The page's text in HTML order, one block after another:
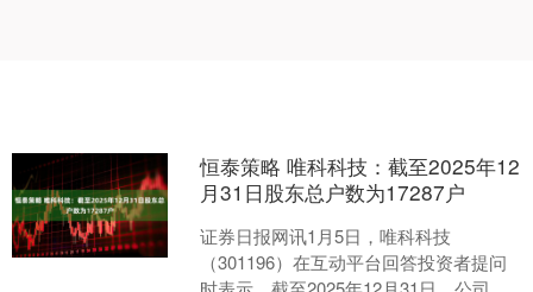
恒泰策略 唯科科技：截至2025年12
月31日股东总户数为17287户
证券日报网讯1月5日，唯科科技
（301196）在互动平台回答投资者提问